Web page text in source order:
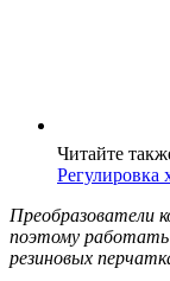
Читайте
Регулировка
Преобразователи
поэтому
резиновых